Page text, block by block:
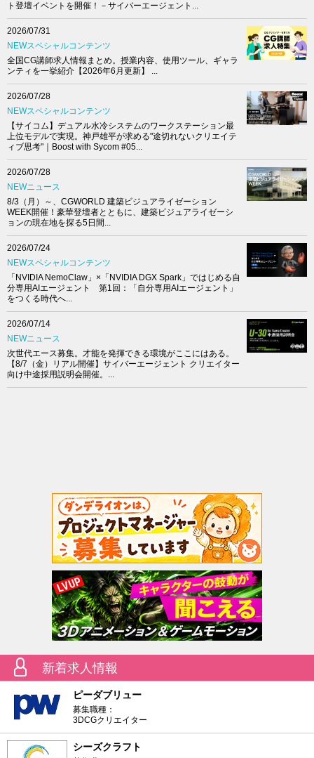
ト登壇イベントを開催！－サイバーエージェント...
2026/07/31
NEWスペシャルコンテンツ
全国CG講師求人情報まとめ。授業内容、使用ツール、ギャラ
ンティを一挙紹介【2026年6月更新】 ...
2026/07/28
NEWスペシャルコンテンツ
【サイコム】デュアル水冷システムのワークステーション最
上位モデルで実現。神戸雄平が求める"途切れないクリエイテ
ィブ思考"｜Boost with Sycom #05...
2026/07/28
NEWニュース
8/3（月）～、CGWORLD 建築ビジュアライゼーション
WEEK開催！豪華登壇者とともに、建築ビジュアライゼーシ
ョンの現在地を探る5日間...
2026/07/24
NEWスペシャルコンテンツ
「NVIDIA NemoClaw」×「NVIDIA DGX Spark」ではじめる自
分専用AIエージェント 第1回：「自分専用AIエージェント」
をつくる時代へ...
2026/07/14
NEWニュース
次世代エース募集。才能を発揮できる環境がここにはある。
【8/7（金）リアル開催】サイバーエージェント クリエイター
向け中途採用説明会開催。...
新着求人情報
ピーダブリュー
募集職種：
3DCGクリエイター
シーズクラフト